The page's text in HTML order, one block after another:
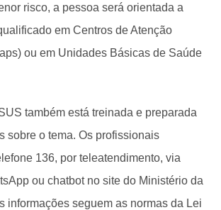
risco, a pessoa será orientada a
em Centros de Atenção
ou em Unidades Básicas de Saúde
também está treinada e preparada
sobre o tema. Os profissionais
136, por teleatendimento, via
ou chatbot no site do Ministério da
informações seguem as normas da Lei